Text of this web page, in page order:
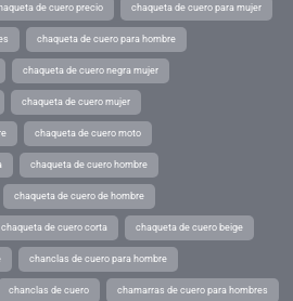
de cuero precio chaqueta de cuero para mujer
chaqueta de cuero para hombre
chaqueta de cuero negra mujer
chaqueta de cuero mujer
chaqueta de cuero moto
chaqueta de cuero hombre
chaqueta de cuero de hombre
chaqueta de cuero corta chaqueta de cuero beige
chanclas de cuero para hombre
chanclas de cuero chamarras de cuero para hombres